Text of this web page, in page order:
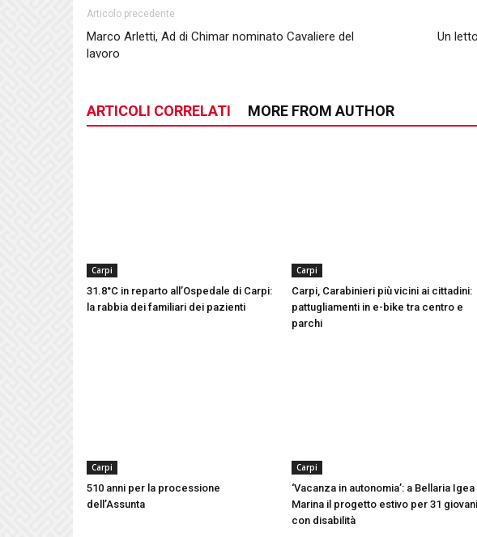
Articolo precedente
Marco Arletti, Ad di Chimar nominato Cavaliere del
lavoro
Un
ARTICOLI CORRELATI MORE FROM AUTHOR
Carpi
31.8°C in reparto all’Ospedale di Carpi:
la rabbia dei familiari dei pazienti
Carpi
Carpi, Carabinieri più vicini ai cittadini:
pattugliamenti in e-bike tra centro e
parchi
Carpi
510 anni per la processione
dell’Assunta
Carpi
‘Vacanza in autonomia’: a Bellaria Igea
Marina il progetto estivo per 31 giovani
con disabilità